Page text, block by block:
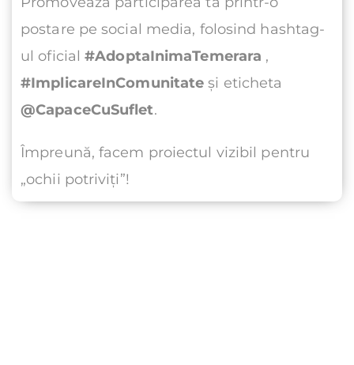
postare pe social media, folosind hashtag-
ul oficial #AdoptaInimaTemerara
#ImplicareInComunitate
@CapaceCuSuflet.
Împreună, facem proiectul vizibil pentru
„ochii potriviți”!